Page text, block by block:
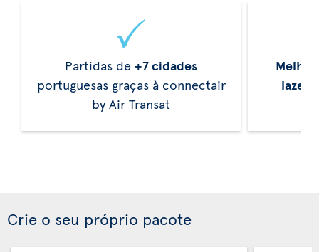
Partidas de +7 cidades
portuguesas graças à connectair
by Air Transat
lazer
Crie o seu próprio pacote